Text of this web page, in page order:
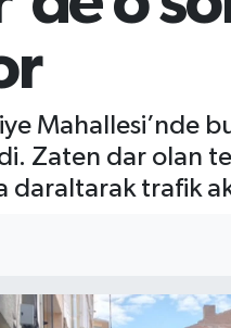
Mahallesi’nde
Zaten dar olan
trafik